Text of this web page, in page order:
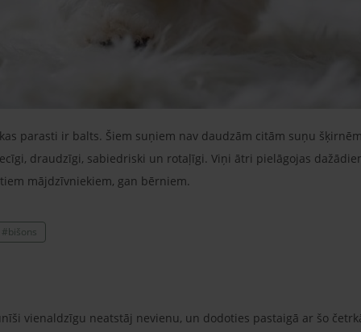
parasti ir balts. Šiem suņiem nav daudzām citām suņu
draudzīgi, sabiedriski un rotaļīgi. Viņi ātri pielāgojas
mājdzīvniekiem, gan bērniem.
#bišons
vienaldzīgu neatstāj nevienu, un dodoties pastaigā ar šo